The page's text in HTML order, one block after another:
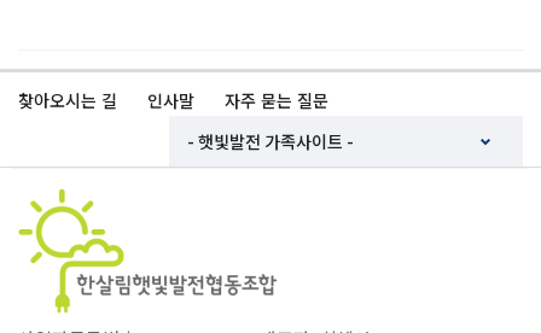
찾아오시는 길 인사말 자주 묻는 질문